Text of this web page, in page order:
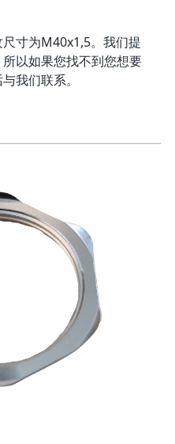
寸为M40x1,5。我们提
以如果您找不到您想要
我们联系。